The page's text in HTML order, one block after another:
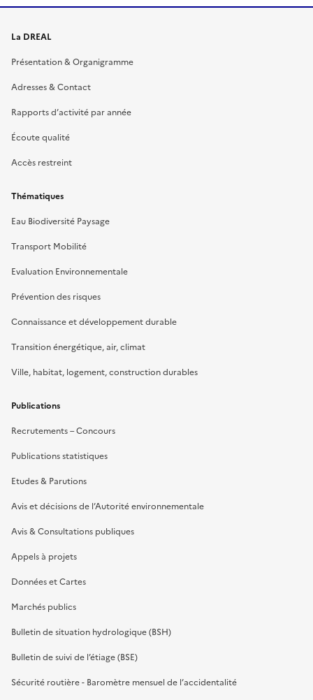
La DREAL
Présentation & Organigramme
Adresses & Contact
Rapports d’activité par année
Écoute qualité
Accès restreint
Thématiques
Eau Biodiversité Paysage
Transport Mobilité
Evaluation Environnementale
Prévention des risques
Connaissance et développement durable
Transition énergétique, air, climat
Ville, habitat, logement, construction durables
Publications
Recrutements – Concours
Publications statistiques
Etudes & Parutions
Avis et décisions de l’Autorité environnementale
Avis & Consultations publiques
Appels à projets
Données et Cartes
Marchés publics
Bulletin de situation hydrologique (BSH)
Bulletin de suivi de l’étiage (BSE)
Sécurité routière - Baromètre mensuel de l’accidentalité